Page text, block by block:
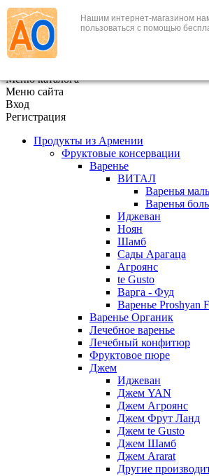
Нашим интернет-магазином
пользоваться с помощью
+7 (495) 646-888-1
В корзине 0
Меню каталога
Меню сайта
Вход
Регистрация
Продукты из Армении
Фруктовые консервации
Варенье
ВИТАЛ
Варенья
Варенья
Иджеван
Ноян
Шамб
Сады Арагаца
Агроянс
te Gusto
Варга - Фуд
Варенье Proshyan
Варенье Органик
Лечебное варенье
Лечебный конфитюр
Фруктовое пюре
Джем
Иджеван
Джем YAN
Джем Агроянс
Джем Фрут Ланд
Джем te Gusto
Джем Шамб
Джем Ararat
Другие